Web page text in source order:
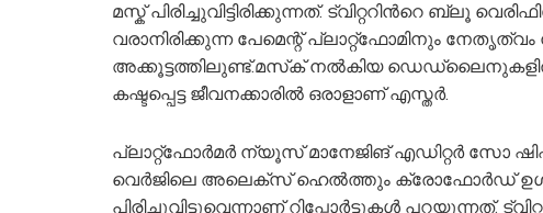
മസ്ക് പിരിച്ചുവിട്ടിരിക്കുന്നത്. ട്വിറ്ററിന്‍റെ ബ്ലൂ
വരാനിരിക്കുന്ന പേമെന്റ് പ്ലാറ്റ്‌ഫോമിനും
അക്കൂട്ടത്തിലുണ്ട്.മസ്‌ക് നൽകിയ ഡെഡ്‌ലൈനുകളിൽ
കഷ്ടപ്പെട്ട ജീവനക്കാരിൽ ഒരാളാണ് എസ്തർ.
പ്ലാറ്റ്‌ഫോർമർ ന്യൂസ് മാനേജിങ് എഡിറ്റർ സോ
വെർജിലെ അലെക്‌സ് ഹെൽത്തും ക്രോഫോർഡ്
പിരിച്ചുവിട്ടുവെന്നാണ് റിപ്പോർട്ടുകൾ പറയുന്നത്.